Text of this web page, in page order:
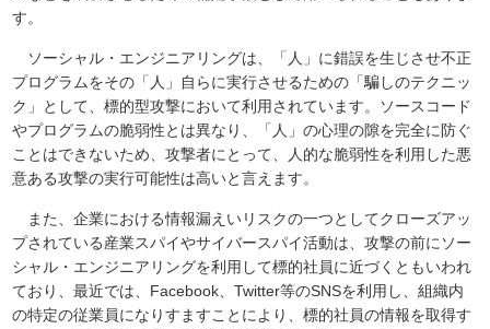
す。
ソーシャル・エンジニアリングは、「人」に錯誤を生じさせ不正
プログラムをその「人」自らに実行させるための「騙しのテクニッ
ク」として、標的型攻撃において利用されています。ソースコード
やプログラムの脆弱性とは異なり、「人」の心理の隙を完全に防ぐ
ことはできないため、攻撃者にとって、人的な脆弱性を利用した悪
意ある攻撃の実行可能性は高いと言えます。
また、企業における情報漏えいリスクの一つとしてクローズアッ
プされている産業スパイやサイバースパイ活動は、攻撃の前にソー
シャル・エンジニアリングを利用して標的社員に近づくともいわれ
ており、最近では、Facebook、Twitter等のSNSを利用し、組織内
の特定の従業員になりすますことにより、標的社員の情報を取得す